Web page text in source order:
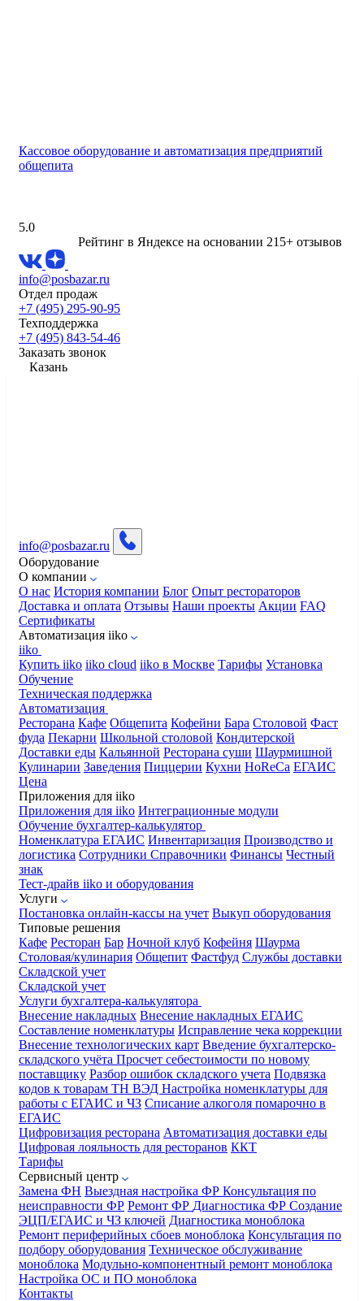
Кассовое оборудование и автоматизация предприятий
общепита
5.0
Рейтинг в Яндексе на основании 215+ отзывов
info@posbazar.ru
Отдел продаж
+7 (495) 295-90-95
Техподдержка
+7 (495) 843-54-46
Заказать звонок
Казань
info@posbazar.ru
Оборудование
О компании
О нас История компании Блог Опыт рестораторов
Доставка и оплата Отзывы Наши проекты Акции FAQ
Сертификаты
Автоматизация iiko
iiko
Купить iiko iiko cloud iiko в Москве Тарифы Установка
Обучение
Техническая поддержка
Автоматизация
Ресторана Кафе Общепита Кофейни Бара Столовой Фаст
фуда Пекарни Школьной столовой Кондитерской
Доставки еды Кальянной Ресторана суши Шаурмишной
Кулинарии Заведения Пиццерии Кухни HoReCa ЕГАИС
Цена
Приложения для iiko
Приложения для iiko Интеграционные модули
Обучение бухгалтер-калькулятор
Номенклатура ЕГАИС Инвентаризация Производство и
логистика Сотрудники Справочники Финансы Честный
знак
Тест-драйв iiko и оборудования
Услуги
Постановка онлайн-кассы на учет Выкуп оборудования
Типовые решения
Кафе Ресторан Бар Ночной клуб Кофейня Шаурма
Столовая/кулинария Общепит Фастфуд Службы доставки
Складской учет
Складской учет
Услуги бухгалтера-калькулятора
Внесение накладных Внесение накладных ЕГАИС
Составление номенклатуры Исправление чека коррекции
Внесение технологических карт Введение бухгалтерско-
складского учёта Просчет себестоимости по новому
поставщику Разбор ошибок складского учета Подвязка
кодов к товарам ТН ВЭД Настройка номенклатуры для
работы с ЕГАИС и ЧЗ Списание алкоголя помарочно в
ЕГАИС
Цифровизация ресторана Автоматизация доставки еды
Цифровая лояльность для ресторанов ККТ
Тарифы
Сервисный центр
Замена ФН Выездная настройка ФР Консультация по
неисправности ФР Ремонт ФР Диагностика ФР Создание
ЭЦП/ЕГАИС и ЧЗ ключей Диагностика моноблока
Ремонт периферийных сбоев моноблока Консультация по
подбору оборудования Техническое обслуживание
моноблока Модульно-компонентный ремонт моноблока
Настройка ОС и ПО моноблока
Контакты